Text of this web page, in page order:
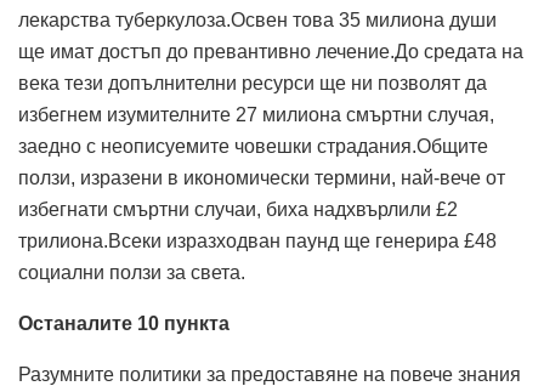
лекарства туберкулоза.Освен това 35 милиона души
ще имат достъп до превантивно лечение.До средата на
века тези допълнителни ресурси ще ни позволят да
избегнем изумителните 27 милиона смъртни случая,
заедно с неописуемите човешки страдания.Общите
ползи, изразени в икономически термини, най-вече от
избегнати смъртни случаи, биха надхвърлили £2
трилиона.Всеки изразходван паунд ще генерира £48
социални ползи за света.
Останалите 10 пункта
Разумните политики за предоставяне на повече знания